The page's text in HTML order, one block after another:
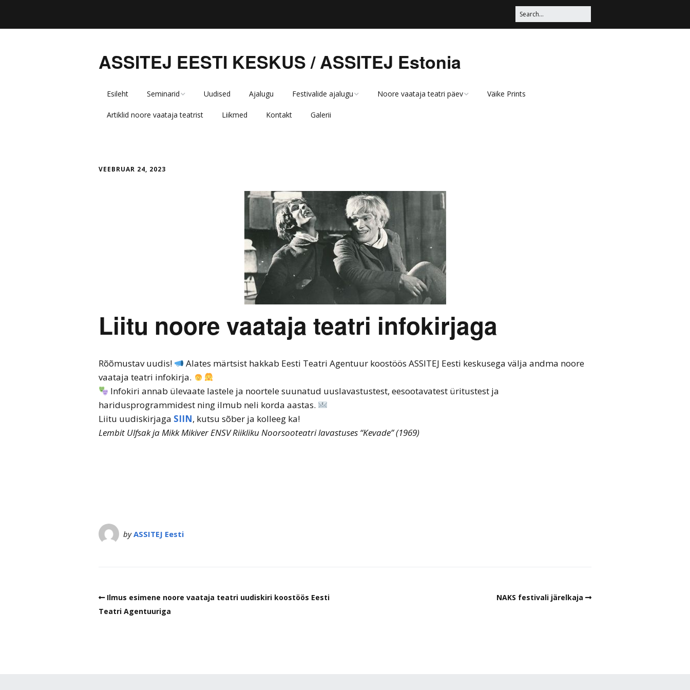
ASSITEJ EESTI KESKUS / ASSITEJ Estonia
Esileht Seminarid
Teatrisäde kooli
Kuidas lugeda kunsti?
Uudised Ajalugu Festivalide ajalugu
NAKS 2022
NAKS 2019 lavastused
NAKS 2019 uudised
NAKS 2019 piletiinfo
NAKS 2019 kontakt
NAKS 2018
Teater noorele
vaatajale 2017
Teater noorele
vaatajale 2016
Teater noorele
vaatajale 2015
Teater noorele
vaatajale 2014
vaatajale 2013
Noore vaataja teatri päev
2020
2019
Väike Prints
Artiklid noore vaataja teatrist Liikmed Kontakt Galerii
VEEBRUAR 24, 2023
Liitu noore vaataja teatri infokirjaga
Rõõmustav uudis! Alates märtsist hakkab Eesti Teatri Agentuur koostöös ASSITEJ Eesti keskusega välja andma noore
vaataja teatri infokirja.
Infokiri annab ülevaate lastele ja noortele suunatud uuslavastustest, eesootavatest üritustest ja
haridusprogrammidest ning ilmub neli korda aastas.
Liitu uudiskirjaga SIIN, kutsu sõber ja kolleeg ka!
Lembit Ulfsak ja Mikk Mikiver ENSV Riikliku Noorsooteatri lavastuses “Kevade” (1969)
byASSITEJ Eesti
Ilmus esimene noore vaataja teatri uudiskiri koostöös Eesti
Teatri Agentuuriga
NAKS festivali järelkaja